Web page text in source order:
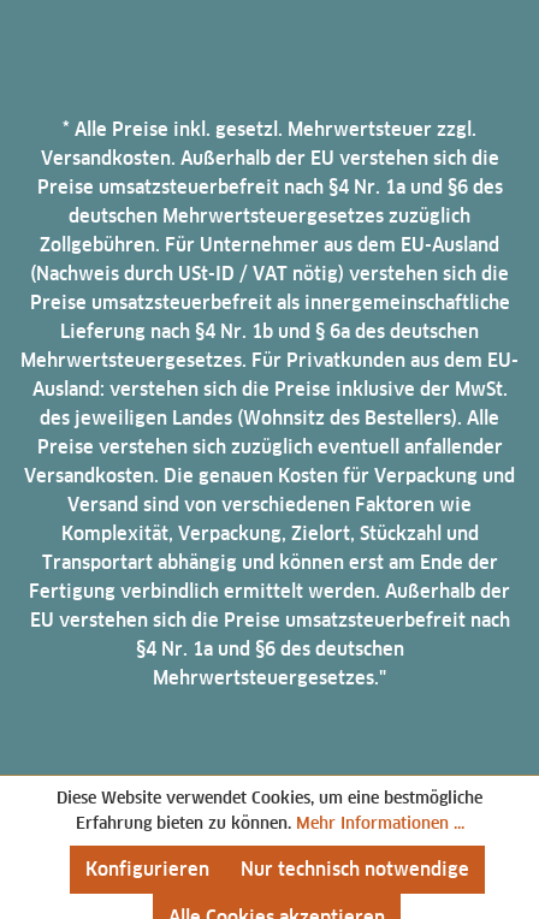
* Alle Preise inkl. gesetzl. Mehrwertsteuer zzgl.
Versandkosten. Außerhalb der EU verstehen sich die
Preise umsatzsteuerbefreit nach §4 Nr. 1a und §6 des
deutschen Mehrwertsteuergesetzes zuzüglich
Zollgebühren. Für Unternehmer aus dem EU-Ausland
(Nachweis durch USt-ID / VAT nötig) verstehen sich die
Preise umsatzsteuerbefreit als innergemeinschaftliche
Lieferung nach §4 Nr. 1b und § 6a des deutschen
Mehrwertsteuergesetzes. Für Privatkunden aus dem EU-
Ausland: verstehen sich die Preise inklusive der MwSt.
des jeweiligen Landes (Wohnsitz des Bestellers). Alle
Preise verstehen sich zuzüglich eventuell anfallender
Versandkosten. Die genauen Kosten für Verpackung und
Versand sind von verschiedenen Faktoren wie
Komplexität, Verpackung, Zielort, Stückzahl und
Transportart abhängig und können erst am Ende der
Fertigung verbindlich ermittelt werden. Außerhalb der
EU verstehen sich die Preise umsatzsteuerbefreit nach
§4 Nr. 1a und §6 des deutschen
Mehrwertsteuergesetzes."
Diese Website verwendet Cookies, um eine bestmögliche
Erfahrung bieten zu können. Mehr Informationen ...
Nur technisch notwendige
Konfigurieren